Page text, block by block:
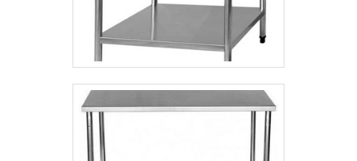
para cozinhas industriais. A empresa busca
o que há de melhor na atualidade para os os
clientes. Conta com uma equipe
multidisciplinar de consultores associados
que esperam seu contato para melhor
atender. PRINCIPAIS DIFERENCIAIS DA
ORGANIZAÇÃO Somente na Erinox existe o
que há de melhor em fabricação e